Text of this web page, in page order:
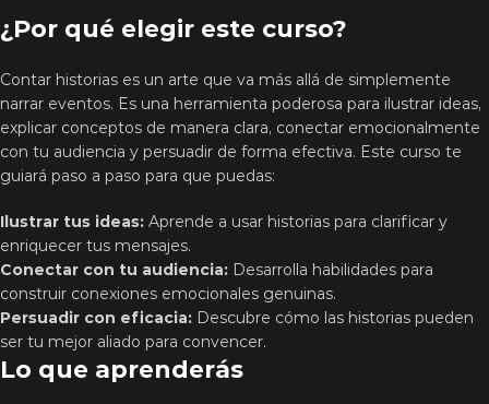
¿Por qué elegir este curso?
Contar historias es un arte que va más allá de simplemente
narrar eventos. Es una herramienta poderosa para ilustrar ideas,
explicar conceptos de manera clara, conectar emocionalmente
con tu audiencia y persuadir de forma efectiva. Este curso te
guiará paso a paso para que puedas:
Ilustrar tus ideas: Aprende a usar historias para clarificar y
enriquecer tus mensajes.
Conectar con tu audiencia: Desarrolla habilidades para
construir conexiones emocionales genuinas.
Persuadir con eficacia: Descubre cómo las historias pueden
ser tu mejor aliado para convencer.
Lo que aprenderás